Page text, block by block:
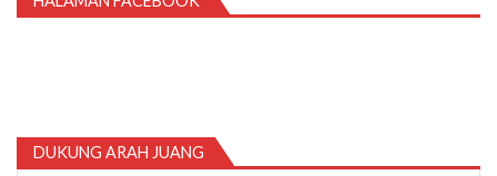
DUKUNG ARAH JUANG